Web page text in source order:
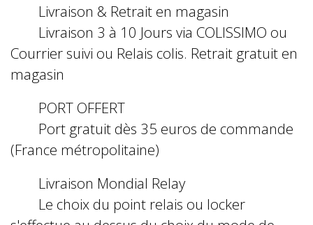
Livraison & Retrait en magasin
Livraison 3 à 10 Jours via COLISSIMO ou
Courrier suivi ou Relais colis. Retrait gratuit en
magasin
PORT OFFERT
Port gratuit dès 35 euros de commande
(France métropolitaine)
Livraison Mondial Relay
Le choix du point relais ou locker